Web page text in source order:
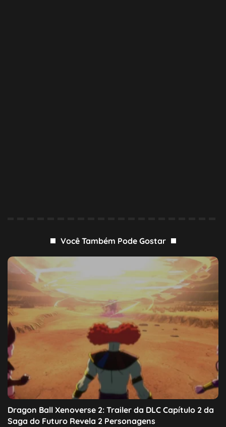
Você Também Pode Gostar
Dragon Ball Xenoverse 2: Trailer da DLC Capítulo 2 da
Saga do Futuro Revela 2 Personagens